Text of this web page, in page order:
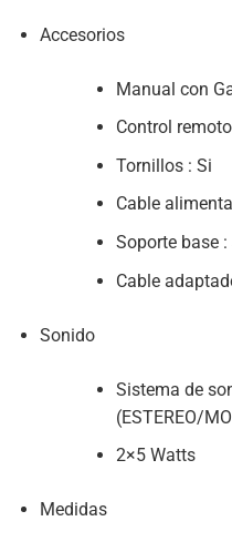
Accesorios
Manual con
Control
Tornillos : Si
Cable
Soporte base :
Cable
Sonido
Sistema de
(ESTEREO/
2×5 Watts
Medidas